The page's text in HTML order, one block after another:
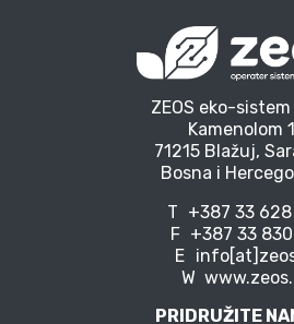
ZEOS eko-sistem
Kamenolom
71215 Blažuj,
Bosna i
T +387 33
F +387 33
E
W
PRIDRUŽITE